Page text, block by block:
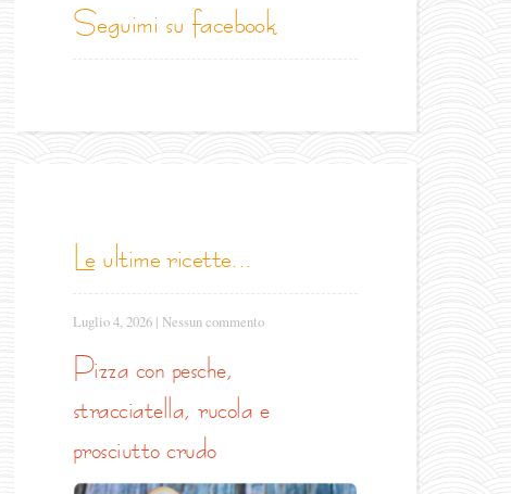
seguimi su facebook
le ultime ricette...
Luglio 4, 2026 | Nessun commento
pizza con pesche,
stracciatella, rucola e
prosciutto crudo